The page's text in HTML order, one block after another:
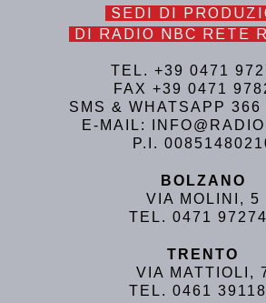
SEDI DI
DI RADIO NBC RETE
TEL. +39 0471
FAX +39 0471
SMS & WHATSAPP 366
E-MAIL:
P.I.
BOLZANO
VIA MOLINI, 5
TEL. 0471
TRENTO
VIA MATTIOLI,
TEL. 0461